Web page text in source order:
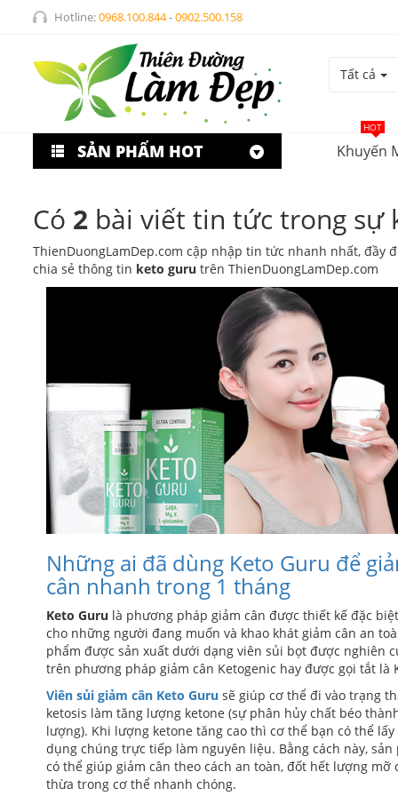
Hotline:0968.100.844-0902.500.158
Tất cả
Khuyến
HOT
SẢN PHẨM HOT
Có 2 bài viết tin tức trong sự
ThienDuongLamDep.com cập nhập tin tức nhanh nhất, đầy
chia sẻ thông tin keto guru trên ThienDuongLamDep.com
Những ai đã dùng Keto Guru để
cân nhanh trong 1 tháng
Keto Guru là phương pháp giảm cân được thiết kế đặc
cho những người đang muốn và khao khát giảm cân an
phẩm được sản xuất dưới dạng viên sủi bọt được nghiên
trên phương pháp giảm cân Ketogenic hay được gọi tắt là
Viên sủi giảm cân Keto Guru sẽ giúp cơ thể đi vào trạng
ketosis làm tăng lượng ketone (sự phân hủy chất béo
lượng). Khi lượng ketone tăng cao thì cơ thể bạn có thể lấy
dụng chúng trực tiếp làm nguyên liệu. Bằng cách này, sản
có thể giúp giảm cân theo cách an toàn, đốt hết lượng mỡ
thừa trong cơ thể nhanh chóng.